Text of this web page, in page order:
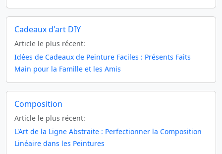
Cadeaux d'art DIY
Article le plus récent:
Idées de Cadeaux de Peinture Faciles : Présents Faits
Main pour la Famille et les Amis
Composition
Article le plus récent:
L'Art de la Ligne Abstraite : Perfectionner la Composition
Linéaire dans les Peintures